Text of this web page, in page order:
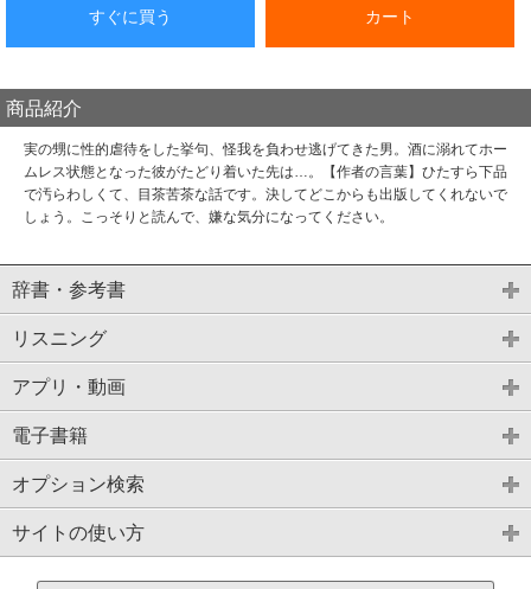
すぐに買う カート
商品紹介
実の甥に性的虐待をした挙句、怪我を負わせ逃げてきた男。酒に溺れてホー
ムレス状態となった彼がたどり着いた先は…。【作者の言葉】ひたすら下品
で汚らわしくて、目茶苦茶な話です。決してどこからも出版してくれないで
しょう。こっそりと読んで、嫌な気分になってください。
辞書・参考書
リスニング
アプリ・動画
電子書籍
オプション検索
サイトの使い方